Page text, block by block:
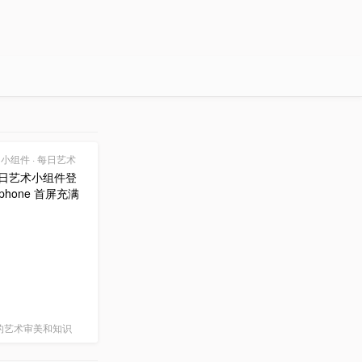
组件 · 每日艺术
艺术小组件登
首屏充满
艺术审美和知识